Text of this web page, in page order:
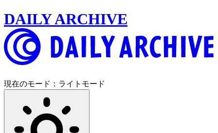
DAILY ARCHIVE
現在のモード： ライトモード